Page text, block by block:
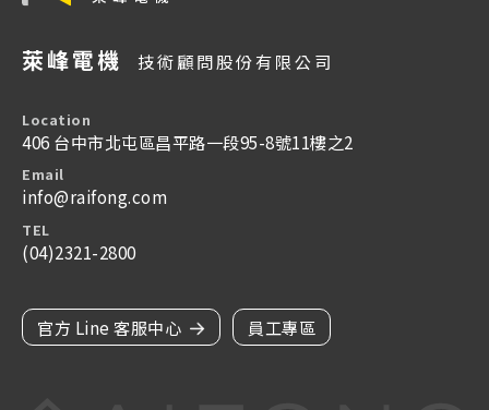
萊峰電機 技術顧問股份有限公司
Location
406 台中市北屯區昌平路一段95-8號11樓之2
Email
info@raifong.com
TEL
(04)2321-2800
官方 Line 客服中心 員工專區